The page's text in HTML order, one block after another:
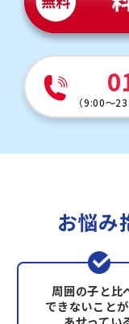
（9:00～
お悩み
周囲の子と比
できないこと